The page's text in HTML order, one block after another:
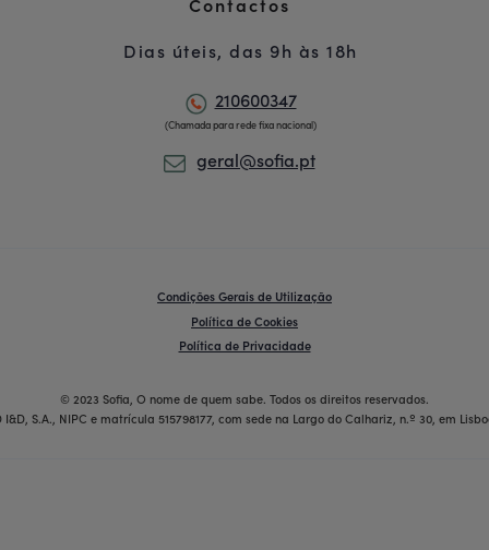
Contactos
Dias úteis, das 9h às 18h
210600347
(Chamada para rede fixa nacional)
geral@sofia.pt
Condições Gerais de Utilização
Política de Cookies
Política de Privacidade
© 2023 Sofia, O nome de quem sabe. Todos os direitos reservados.
S.A., NIPC e matrícula 515798177, com sede na Largo do Calhariz, n.º 30, em